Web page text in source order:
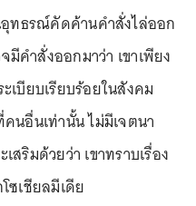
ทธรณ์คัดค้านคำสั่งไล่ออก
มีคำสั่งออกมาว่า เขาเพียง
บียบเรียบร้อยในสังคม
นอื่นเท่านั้น ไม่มีเจตนา
ริมด้วยว่า เขาทราบเรื่อง
ซเชียลมีเดีย